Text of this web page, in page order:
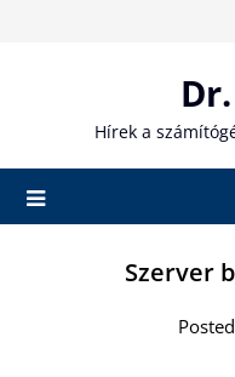
Hírek a
Szerver